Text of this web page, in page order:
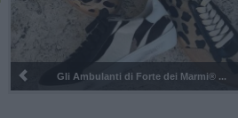
Pulizia del bosco del Rugareto a ...